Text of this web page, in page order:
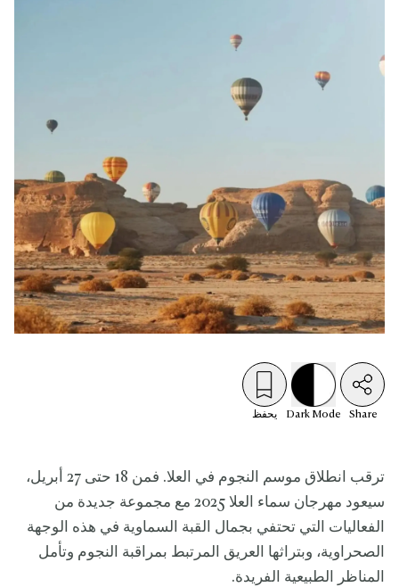
Share
Dark Mode يحفظ
ترقب انطلاق موسم النجوم في العلا. فمن 18 حتى 27 أبريل،
سيعود مهرجان سماء العلا 2025 مع مجموعة جديدة من
الفعاليات التي تحتفي بجمال القبة السماوية في هذه الوجهة
الصحراوية، وبتراثها العريق المرتبط بمراقبة النجوم وتأمل
المناظر الطبيعية الفريدة.